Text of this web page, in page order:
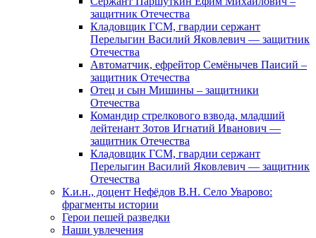
защитник Отечества
Кладовщик ГСМ, гвардии сержант
Перелыгин Василий Яковлевич — защитник
Отечества
Автоматчик, ефрейтор Семёнычев Паисий –
защитник Отечества
Отец и сын Мишины – защитники
Отечества
Командир стрелкового взвода, младший
лейтенант Зотов Игнатий Иванович —
защитник Отечества
Кладовщик ГСМ, гвардии сержант
Перелыгин Василий Яковлевич — защитник
Отечества
К.и.н., доцент Нефёдов В.Н. Село Уварово:
фрагменты истории
Герои пешей разведки
Наши увлечения